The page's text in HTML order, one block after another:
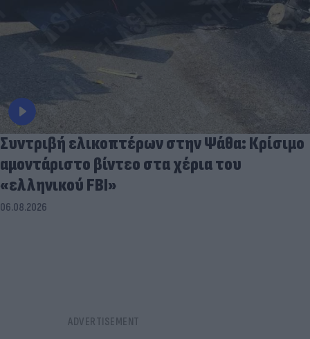
Συντριβή ελικοπτέρων στην Ψάθα: Κρίσιμο
αμοντάριστο βίντεο στα χέρια του
«ελληνικού FBI»
06.08.2026